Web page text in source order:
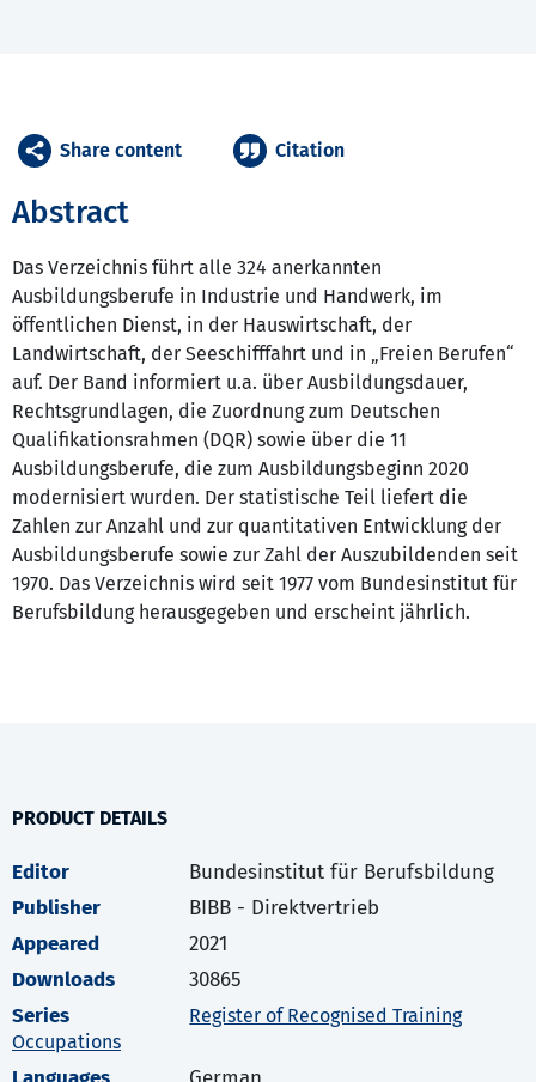
Abstract
Das Verzeichnis führt alle 324 anerkannten
Ausbildungsberufe in Industrie und Handwerk, im
öffentlichen Dienst, in der Hauswirtschaft, der
Landwirtschaft, der Seeschifffahrt und in „Freien Berufen“
auf. Der Band informiert u.a. über Ausbildungsdauer,
Rechtsgrundlagen, die Zuordnung zum Deutschen
Qualifikationsrahmen (DQR) sowie über die 11
Ausbildungsberufe, die zum Ausbildungsbeginn 2020
modernisiert wurden. Der statistische Teil liefert die
Zahlen zur Anzahl und zur quantitativen Entwicklung der
Ausbildungsberufe sowie zur Zahl der Auszubildenden seit
1970. Das Verzeichnis wird seit 1977 vom Bundesinstitut für
Berufsbildung herausgegeben und erscheint jährlich.
Share content Citation
PRODUCT DETAILS
Editor
Bundesinstitut für Berufsbildung
Publisher
BIBB - Direktvertrieb
Appeared
2021
Downloads
30865
Series
Register of Recognised Training
Occupations